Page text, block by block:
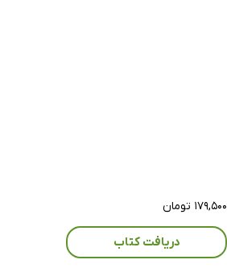
۱۷۹,۵۰۰ تومان
دریافت کتاب